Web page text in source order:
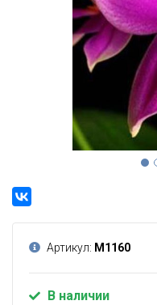
Артикул: М1160
В наличии